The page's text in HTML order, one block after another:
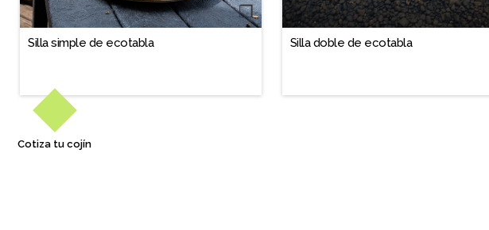
❐
Silla simple de ecotabla Silla doble de ecotabla
Cotiza tu cojín